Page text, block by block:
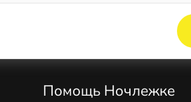
Помощь Ночлежке